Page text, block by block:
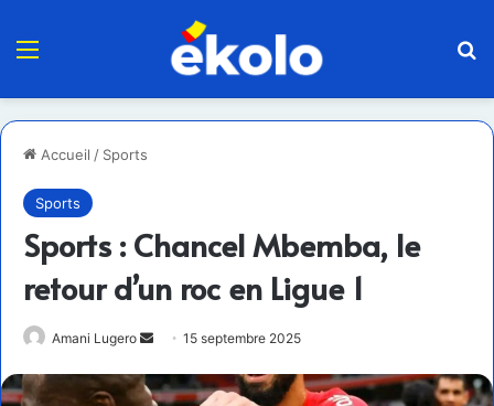
Menu
Accueil / Sports
Sports
Sports : Chancel Mbemba, le
retour d’un roc en Ligue 1
Amani Lugero
Envoyer
courriel
15 septembre 2025